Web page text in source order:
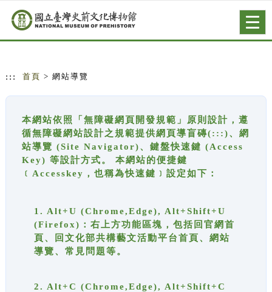
跳到主要內容
網站導覽
::: 首頁 > 網站導覽
本網站依照「無障礙網頁開發規範」原則設計，遵
循無障礙網站設計之規範提供網頁導盲磚(:::)、網
站導覽 (Site Navigator)、鍵盤快速鍵 (Access
Key) 等設計方式。 本網站的便捷鍵
﹝Accesskey，也稱為快速鍵﹞設定如下：
1. Alt+U (Chrome,Edge), Alt+Shift+U
(Firefox)：右上方功能區塊，包括回官網首
頁、回文化部共構藝文活動平台首頁、網站
導覽、常見問題等。
2. Alt+C (Chrome,Edge), Alt+Shift+C